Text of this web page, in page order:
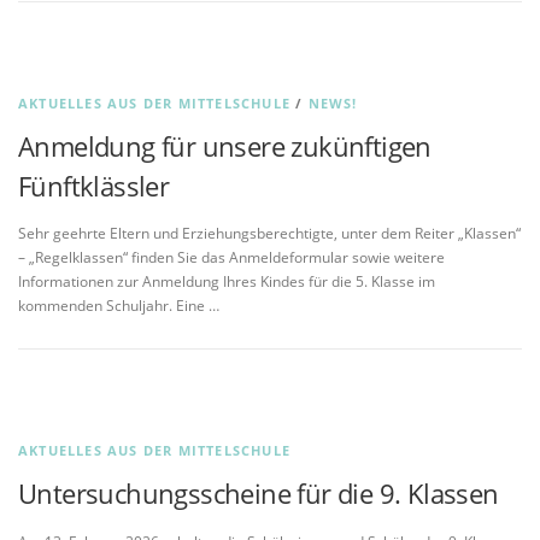
AKTUELLES AUS DER MITTELSCHULE / NEWS!
Anmeldung für unsere zukünftigen
Fünftklässler
Sehr geehrte Eltern und Erziehungsberechtigte, unter dem Reiter „Klassen“
– „Regelklassen“ finden Sie das Anmeldeformular sowie weitere
Informationen zur Anmeldung Ihres Kindes für die 5. Klasse im
kommenden Schuljahr. Eine …
AKTUELLES AUS DER MITTELSCHULE
Untersuchungsscheine für die 9. Klassen